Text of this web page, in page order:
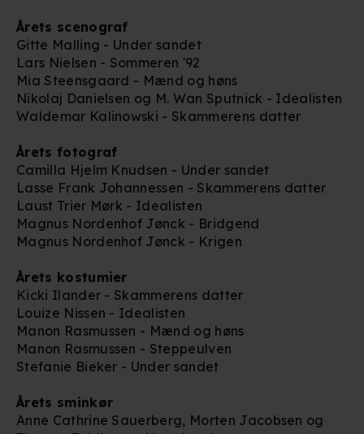
Årets scenograf
Gitte Malling - Under sandet
Lars Nielsen - Sommeren '92
Mia Steensgaard - Mænd og høns
Nikolaj Danielsen og M. Wan Sputnick - Idealisten
Waldemar Kalinowski - Skammerens datter
Årets fotograf
Camilla Hjelm Knudsen - Under sandet
Lasse Frank Johannessen - Skammerens datter
Laust Trier Mørk - Idealisten
Magnus Nordenhof Jønck - Bridgend
Magnus Nordenhof Jønck - Krigen
Årets kostumier
Kicki Ilander - Skammerens datter
Louize Nissen - Idealisten
Manon Rasmussen - Mænd og høns
Manon Rasmussen - Steppeulven
Stefanie Bieker - Under sandet
Årets sminkør
Anne Cathrine Sauerberg, Morten Jacobsen og